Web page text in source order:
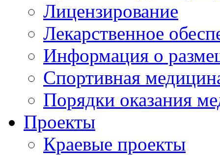
Лицензирование
Лекарственное
Информация о
Спортивная
Порядки оказания
Проекты
Краевые проекты